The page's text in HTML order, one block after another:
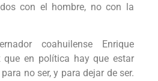
con el hombre, no con la
coahuilense Enrique
que en política hay que estar
no ser, y para dejar de ser.